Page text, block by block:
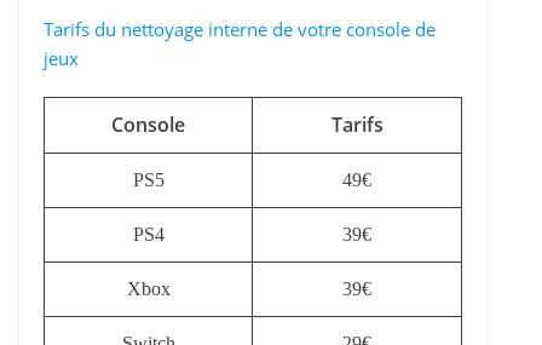
Tarifs du nettoyage interne de votre console de
jeux
Console Tarifs
PS5 49€
PS4 39€
Xbox 39€